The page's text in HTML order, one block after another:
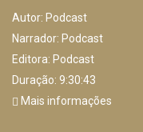
Autor: Podcast
Narrador: Podcast
Editora: Podcast
Duração: 9:30:43
Mais informações